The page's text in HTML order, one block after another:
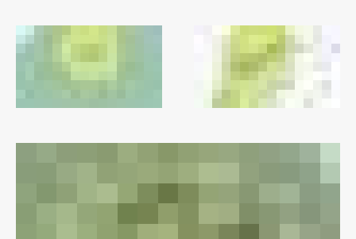
Ekskurzije
Zaključna dela
Razvojno sodelovanje in humanitarna pomoč
Založništvo